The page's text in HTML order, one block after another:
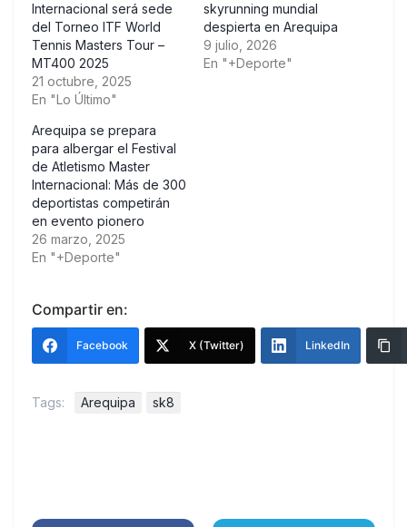
Internacional será sede
del Torneo ITF World
Tennis Masters Tour –
MT400 2025
21 octubre, 2025
En "Lo Último"
skyrunning mundial
despierta en Arequipa
9 julio, 2026
En "+Deporte"
Arequipa se prepara
para albergar el Festival
de Atletismo Master
Internacional: Más de 300
deportistas competirán
en evento pionero
26 marzo, 2025
En "+Deporte"
Compartir en:
Facebook X (Twitter) LinkedIn
Tags: Arequipa sk8